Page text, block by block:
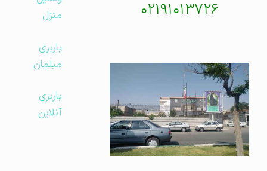
۰۲۱۹۱۰۱۳۷۲۶
منزل
باربری
مبلمان
باربری
آنلاین